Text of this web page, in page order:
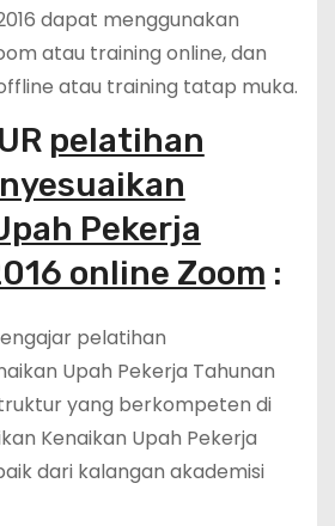
dapat menggunakan
atau training online, dan
atau training tatap muka.
pelatihan
Pekerja
online Zoom :
pelatihan
Upah Pekerja Tahunan
yang berkompeten di
Kenaikan Upah Pekerja
dari kalangan akademisi